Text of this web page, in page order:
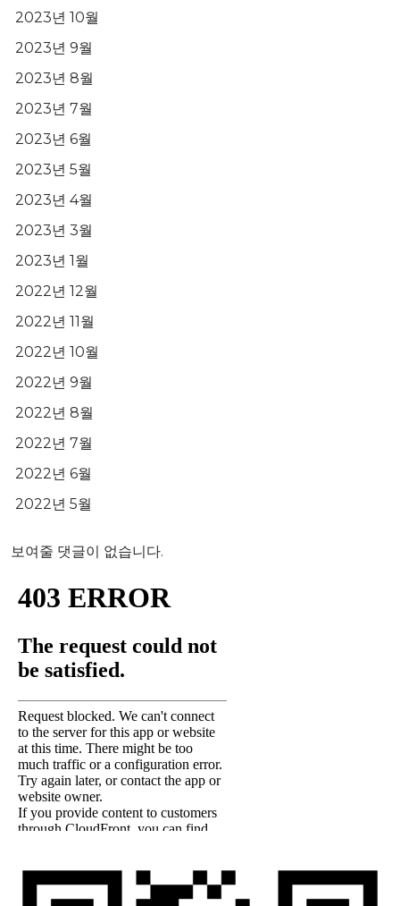
2023년 10월
2023년 9월
2023년 8월
2023년 7월
2023년 6월
2023년 5월
2023년 4월
2023년 3월
2023년 1월
2022년 12월
2022년 11월
2022년 10월
2022년 9월
2022년 8월
2022년 7월
2022년 6월
2022년 5월
보여줄 댓글이 없습니다.